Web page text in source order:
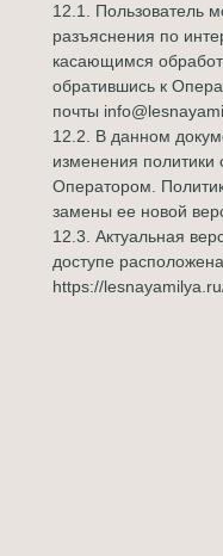
12.1. Пользователь
разъяснения по
касающимся
обратившись к
почты
12.2. В данном
изменения
Оператором.
замены ее новой
12.3. Актуальная
доступе
https://